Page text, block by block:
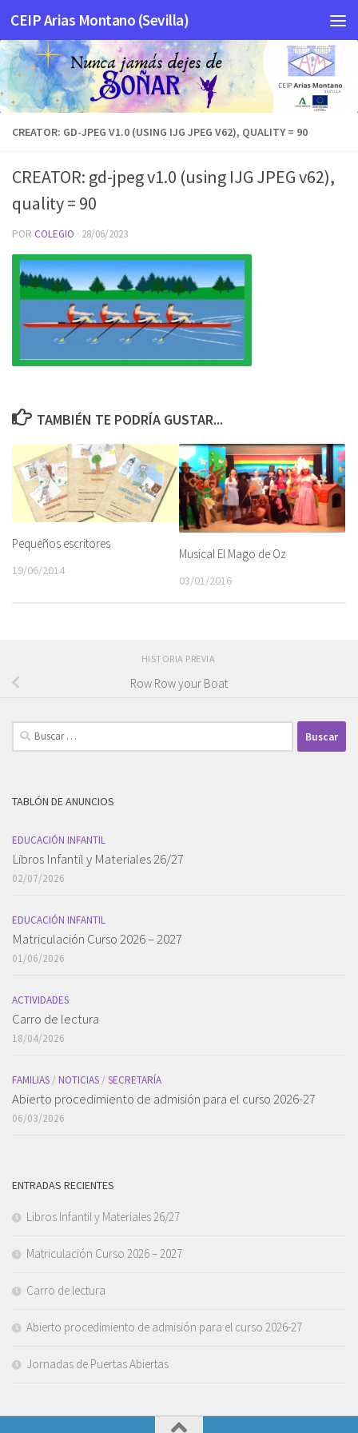
Saltar al contenido
CEIP Arias Montano (Sevilla)
CREATOR: GD-JPEG V1.0 (USING IJG JPEG V62), QUALITY = 90
CREATOR: gd-jpeg v1.0 (using IJG JPEG v62),
quality = 90
POR COLEGIO · 28/06/2023
TAMBIÉN TE PODRÍA GUSTAR...
Pequeños escritores
19/06/2014
Musical El Mago de Oz
03/01/2016
HISTORIA PREVIA
Row Row your Boat
Buscar:
TABLÓN DE ANUNCIOS
EDUCACIÓN INFANTIL
Libros Infantil y Materiales 26/27
02/07/2026
EDUCACIÓN INFANTIL
Matriculación Curso 2026 – 2027
01/06/2026
ACTIVIDADES
Carro de lectura
18/04/2026
FAMILIAS/ NOTICIAS/ SECRETARÍA
Abierto procedimiento de admisión para el curso 2026-27
06/03/2026
ENTRADAS RECIENTES
Libros Infantil y Materiales 26/27
Matriculación Curso 2026 – 2027
Carro de lectura
Abierto procedimiento de admisión para el curso 2026-27
Jornadas de Puertas Abiertas